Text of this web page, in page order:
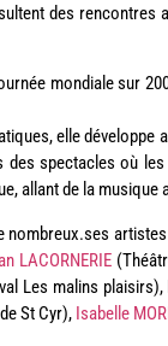
des rencontres
mondiale sur
elle développe
des spectacles où
allant de la musique
nombreux.ses
LACORNERIE
Les malins plaisirs),
St Cyr), Isabelle